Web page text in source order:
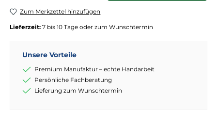
Zum Merkzettel hinzufügen
Lieferzeit: 7 bis 10 Tage oder zum Wunschtermin
Unsere Vorteile
Premium Manufaktur – echte Handarbeit
Persönliche Fachberatung
Lieferung zum Wunschtermin